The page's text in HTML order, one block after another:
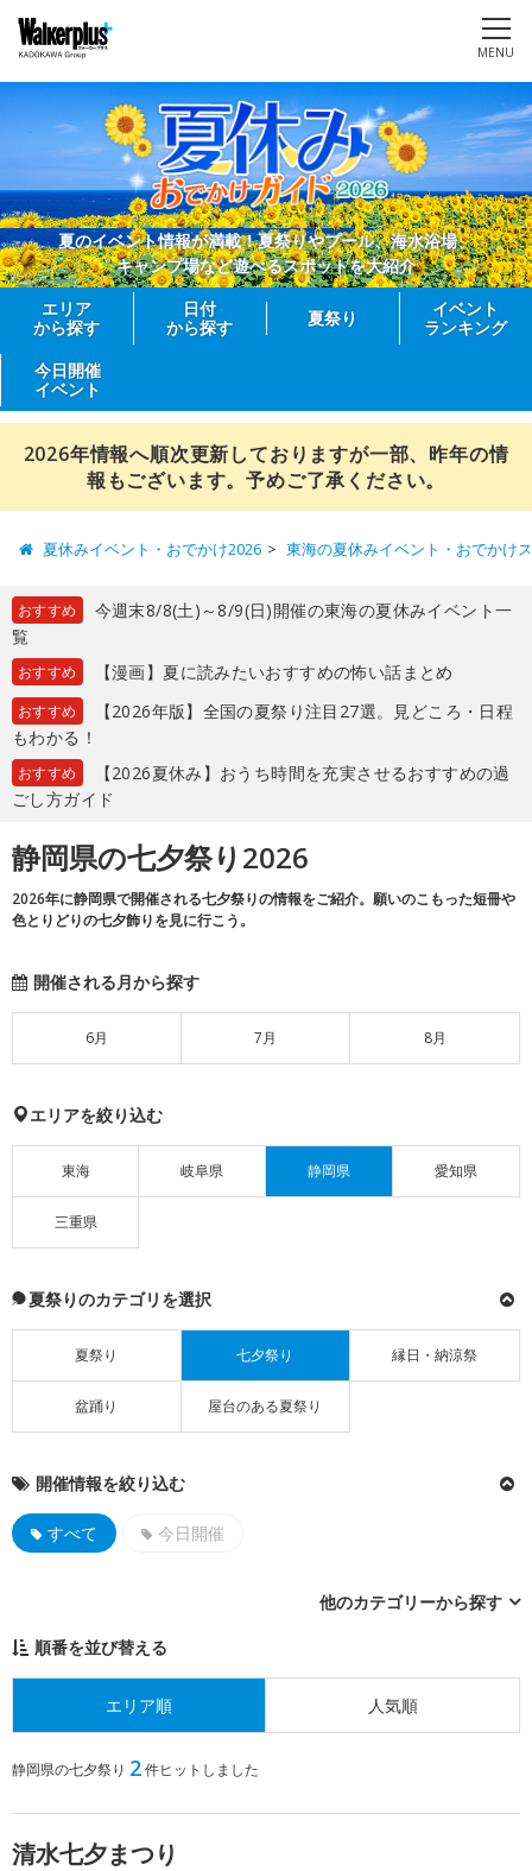
MENU
夏のイベント情報が満載！夏祭りやプール、海水浴場、
キャンプ場など遊べるスポットを大紹介
エリア
から探す
日付
から探す
夏祭り
イベント
ランキング
今日開催
イベント
2026年情報へ順次更新しておりますが一部、昨年の情
報もございます。予めご了承ください。
夏休みイベント・おでかけ2026 東海の夏休みイベント・おでかけ
おすすめ
今週末8/8(土)～8/9(日)開催の東海の夏休みイベント一
覧
おすすめ 【漫画】夏に読みたいおすすめの怖い話まとめ
おすすめ
【2026年版】全国の夏祭り注目27選。見どころ・日程
もわかる！
おすすめ
【2026夏休み】おうち時間を充実させるおすすめの過
ごし方ガイド
静岡県の七夕祭り2026
2026年に静岡県で開催される七夕祭りの情報をご紹介。願いのこもった短冊や
色とりどりの七夕飾りを見に行こう。
開催される月から探す
6月 7月 8月
エリアを絞り込む
東海 岐阜県 静岡県 愛知県
三重県
夏祭りのカテゴリを選択
夏祭り 七夕祭り 縁日・納涼祭
盆踊り 屋台のある夏祭り
開催情報を絞り込む
すべて 今日開催
他のカテゴリーから探す
順番を並び替える
エリア順 人気順
静岡県の七夕祭り 2件ヒットしました
清水七夕まつり